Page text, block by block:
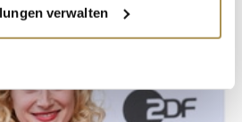
Ihre geografische Lage
auf einige Meter genau sein
(Fingerprinting) identifizieren
verwalten